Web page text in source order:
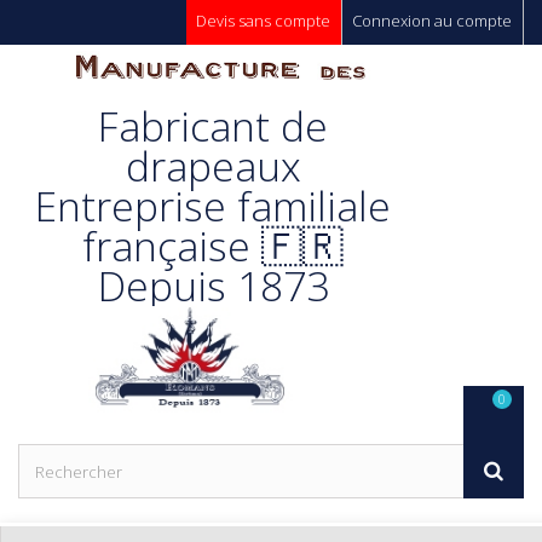
Connexion au compte
Devis sans compte
Manufacture
Des
Drapeaux
Unic s.a.
Fabricant de
drapeaux
Entreprise familiale
française 🇫🇷
Depuis 1873
0